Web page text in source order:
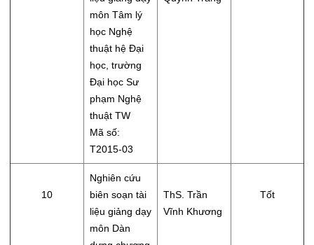
môn Tâm lý
học Nghệ
thuật hệ Đại
học, trường
Đại học Sư
phạm Nghệ
thuật TW
Mã số:
T2015-03
10
Nghiên cứu
biên soạn tài
liệu giảng dạy
môn Dàn
ThS. Trần
Vĩnh Khương
Tốt